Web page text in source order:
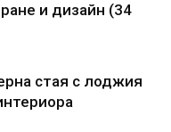
и дизайн (34
стая с лоджия